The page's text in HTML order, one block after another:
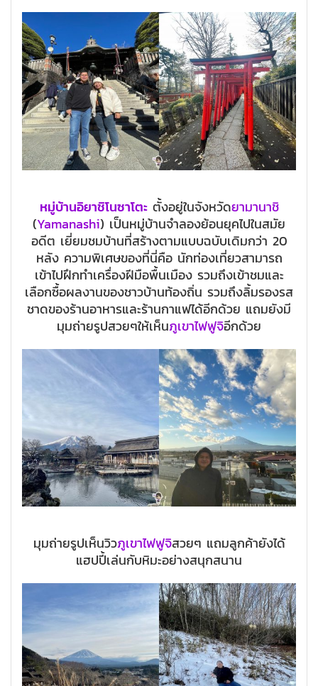
หมู่บ้านอิยาชิโนซาโตะตั้งอยู่ในจังหวัดยามานาชิ
(Yamanashi) เป็นหมู่บ้านจำลองย้อนยุคไปในสมัย
อดีต เยี่ยมชมบ้านที่สร้างตามแบบฉบับเดิมกว่า 20
หลัง ความพิเศษของที่นี่คือ นักท่องเที่ยวสามารถ
เข้าไปฝึกทำเครื่องฝีมือพื้นเมือง รวมถึงเข้าชมและ
เลือกซื้อผลงานของชาวบ้านท้องถิ่น รวมถึงลิ้มรองรส
ชาดของร้านอาหารและร้านกาแฟได้อีกด้วย แถมยังมี
มุมถ่ายรูปสวยๆให้เห็นภูเขาไฟฟูจิอีกด้วย
มุมถ่ายรูปเห็นวิวภูเขาไฟฟูจิสวยๆ แถมลูกค้ายังได้
แฮปปี้เล่นกับหิมะอย่างสนุกสนาน